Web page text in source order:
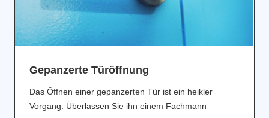
Gepanzerte Türöffnung
Das Öffnen einer gepanzerten Tür ist ein heikler
Vorgang. Überlassen Sie ihn einem Fachmann